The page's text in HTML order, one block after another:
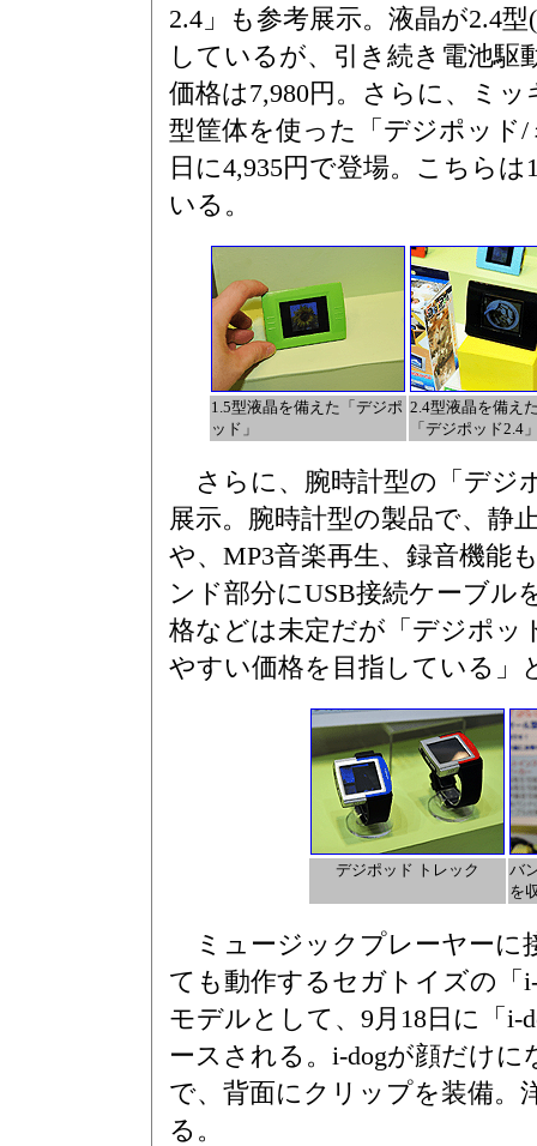
2.4」も参考展示。液晶が2.4
しているが、引き続き電池駆
価格は7,980円。さらに、ミ
型筐体を使った「デジポッド
日に4,935円で登場。こちら
いる。
1.5型液晶を備えた「デジポ
ッド」
2.4型液晶を備え
「デジポッド2.4
さらに、腕時計型の「デジ
展示。腕時計型の製品で、静
や、MP3音楽再生、録音機能
ンド部分にUSB接続ケーブル
格などは未定だが「デジポッ
やすい価格を目指している」
デジポッド トレック
バ
を
ミュージックプレーヤーに
ても動作するセガトイズの「
モデルとして、9月18日に「i-
ースされる。i-dogが顔だけ
で、背面にクリップを装備。
る。